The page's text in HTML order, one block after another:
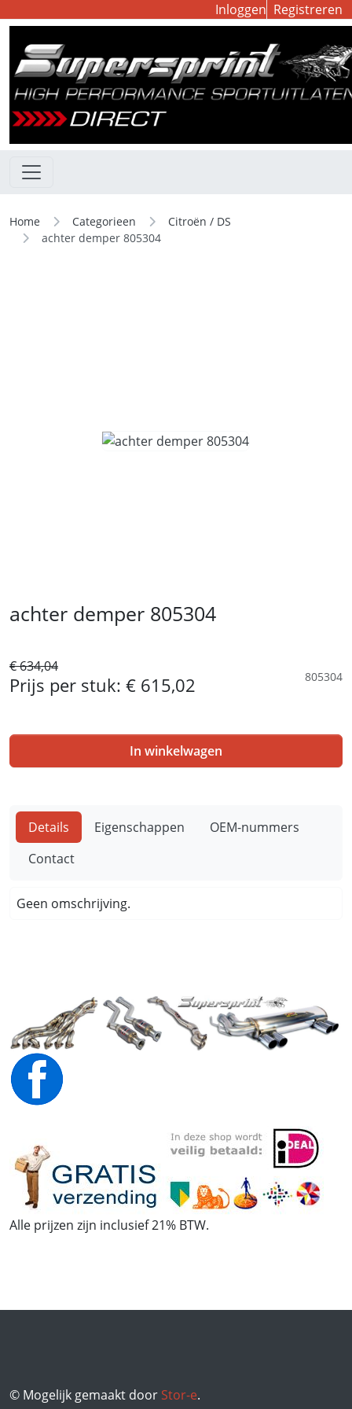
Inloggen Registreren
Home Categorieen
Citroën / DS
achter demper 805304
achter demper 805304
€ 634,04
Prijs per stuk: € 615,02 805304
In winkelwagen
Details Eigenschappen
OEM-nummers
Contact
Geen omschrijving.
Alle prijzen zijn inclusief 21% BTW.
© Mogelijk gemaakt door Stor-e.